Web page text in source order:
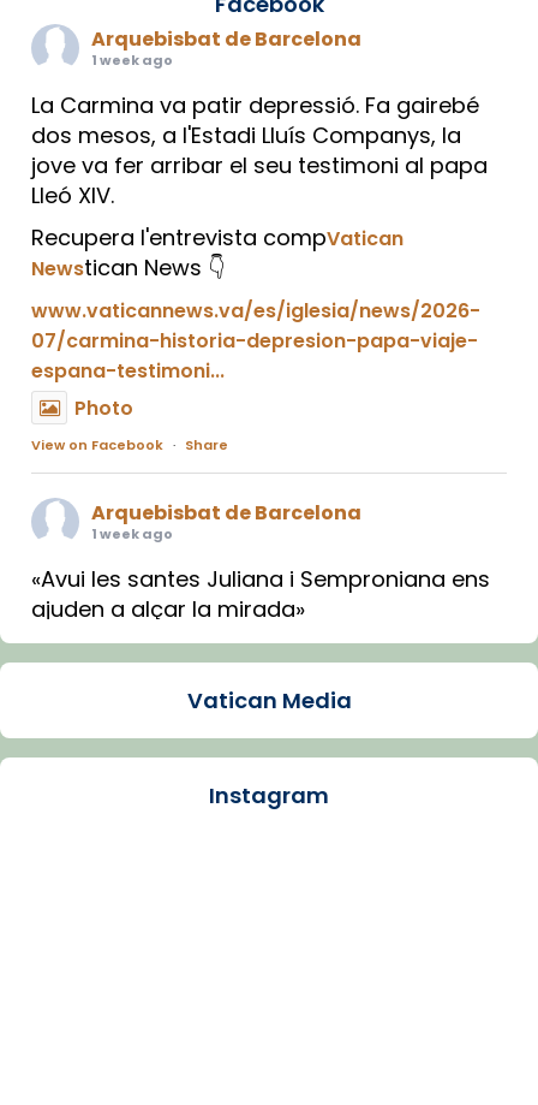
Arquebisbat de Barcelona
1 week ago
La Carmina va patir depressió. Fa gairebé
dos mesos, a l'Estadi Lluís Companys, la
jove va fer arribar el seu testimoni al papa
Lleó XIV.
Recupera l'entrevista compVatican
Newstican News 👇
www.vaticannews.va/es/iglesia/news/2026-
07/carmina-historia-depresion-papa-viaje-
espana-testimoni...
Photo
View on Facebook · Share
Arquebisbat de Barcelona
1 week ago
«Avui les santes Juliana i Semproniana ens
ajuden a alçar la mirada»
Mons. Sergi Gordo, bisbe de Tortosa, ha
Santes de Mataró.
🔗tinyurl.com/cvu5jmbk
Vatican Media
Instagram